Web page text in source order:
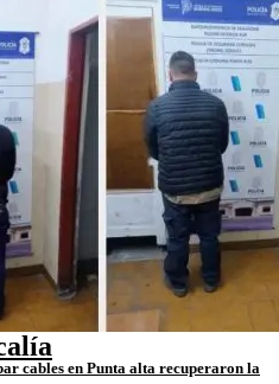
cables en Punta alta recuperaron la